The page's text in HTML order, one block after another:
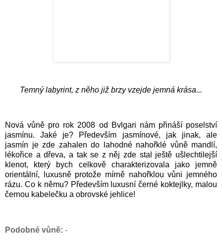
Temný labyrint, z něho již brzy vzejde jemná krása...
Nová vůně pro rok 2008 od Bvlgari nám přináší poselství
jasmínu. Jaké je? Především jasmínové, jak jinak, ale
jasmín je zde zahalen do lahodné nahořklé vůně mandlí,
lékořice a dřeva, a tak se z něj zde stal ještě ušlechtilejší
klenot, který bych celkově charakterizovala jako jemně
orientální, luxusně protože mírně nahořklou vůni jemného
rázu. Co k němu? Především luxusní černé koktejlky, malou
černou kabelečku a obrovské jehlice!
Podobné vůně: -